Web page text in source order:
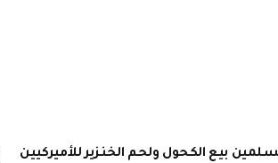
بيع الكحول ولحم الخنزير للأميركيين